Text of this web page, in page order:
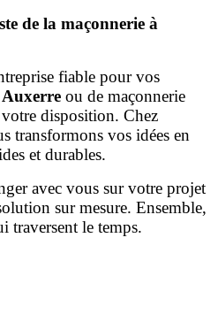
de la maçonnerie à
fiable pour vos
ou de maçonnerie
votre disposition. Chez
transformons vos idées en
et durables.
avec vous sur votre projet
sur mesure. Ensemble,
traversent le temps.